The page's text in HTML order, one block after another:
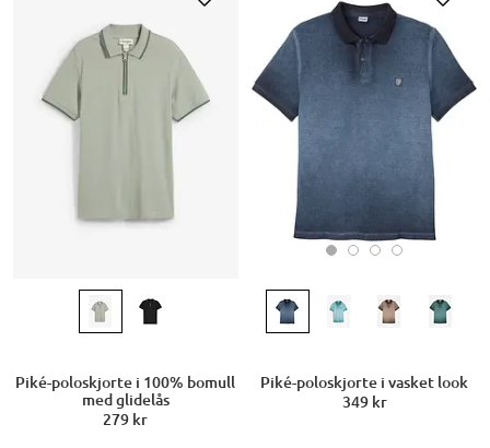
Piké-poloskjorte i 100% bomull
med glidelås
279 kr
Piké-poloskjorte i vasket look
349 kr